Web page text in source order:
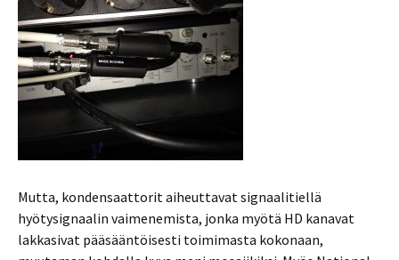
Mutta, kondensaattorit aiheuttavat signaalitiellä
hyötysignaalin vaimenemista, jonka myötä HD kanavat
lakkasivat pääsääntöisesti toimimasta kokonaan,